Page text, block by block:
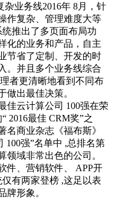
业务线2016年 8月，针
作复杂、管理难度大等
推出了多页面布局功
化的业务和产品，自主
节省了定制、开发的时
。并且多个业务线综合
者更清晰地看到不同布
做出最佳决策。
云计算公司 100强在荣
2016最佳 CRM奖”之
名商业杂志《福布斯》
100强”名单中 ,总排名第
领域非常出色的公司。
件、营销软件、 APP开
有两家登榜 ,这足以表
牌形象。